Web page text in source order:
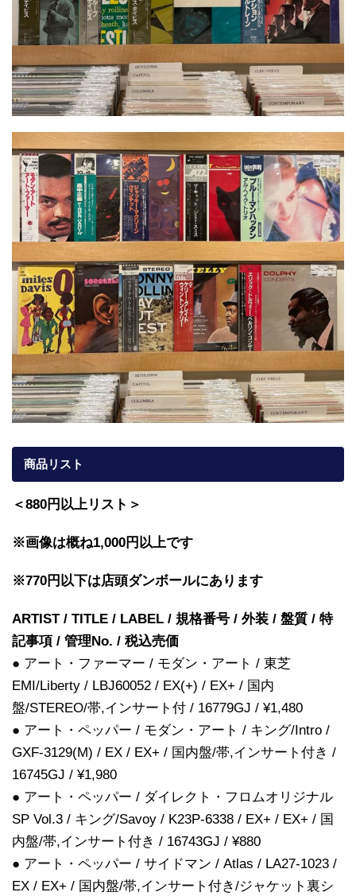
商品リスト
＜880円以上リスト＞
※画像は概ね1,000円以上です
※770円以下は店頭ダンボールにあります
ARTIST / TITLE / LABEL / 規格番号 / 外装 / 盤質 / 特
記事項 / 管理No. / 税込売価
● アート・ファーマー / モダン・アート / 東芝
EMI/Liberty / LBJ60052 / EX(+) / EX+ / 国内
盤/STEREO/帯,インサート付 / 16779GJ / ¥1,480
● アート・ペッパー / モダン・アート / キング/Intro /
GXF-3129(M) / EX / EX+ / 国内盤/帯,インサート付き /
16745GJ / ¥1,980
● アート・ペッパー / ダイレクト・フロムオリジナル
SP Vol.3 / キング/Savoy / K23P-6338 / EX+ / EX+ / 国
内盤/帯,インサート付き / 16743GJ / ¥880
● アート・ペッパー / サイドマン / Atlas / LA27-1023 /
EX / EX+ / 国内盤/帯,インサート付き/ジャケット裏シ